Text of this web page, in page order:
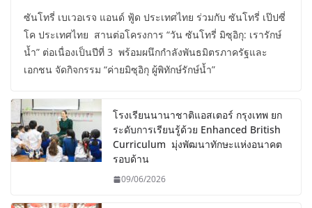
ซันโทรี่ เบเวอเรจ แอนด์ ฟู้ด ประเทศไทย ร่วมกับ ซันโทรี่ เป๊ปซี่
โค ประเทศไทย สานต่อโครงการ “วัน ซันโทรี่ มิซุอิกุ: เรารักษ์
น้ำ” ต่อเนื่องเป็นปีที่ 3 พร้อมผนึกกำลังพันธมิตรภาครัฐและ
เอกชน จัดกิจกรรม “ค่ายมิซุอิกุ ผู้พิทักษ์รักษ์น้ำ”
โรงเรียนนานาชาติแอสเตอร์ กรุงเทพ ยก
ระดับการเรียนรู้ด้วย Enhanced British
Curriculum มุ่งพัฒนาทักษะแห่งอนาคต
รอบด้าน
09/06/2026